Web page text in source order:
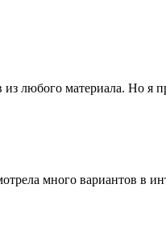
любого материала. Но я
много вариантов в